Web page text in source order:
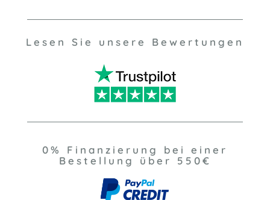
Lesen Sie unsere Bewertungen
0% Finanzierung bei einer
Bestellung über 550€